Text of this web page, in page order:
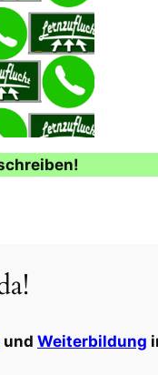
und Weiterbildung